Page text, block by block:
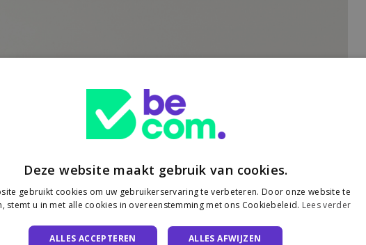
Deze website maakt gebruik van cookies.
gebruikt cookies om uw gebruikerservaring te verbeteren. Door onze website te
stemt u in met alle cookies in overeenstemming met ons Cookiebeleid. Lees verder
ALLES ACCEPTEREN ALLES AFWIJZEN